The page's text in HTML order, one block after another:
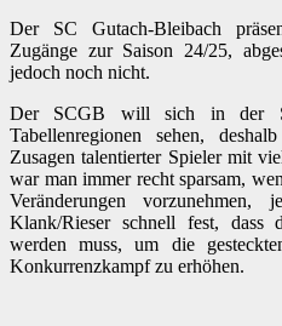
Der SC Gutach-Bleibach
Zugänge zur Saison 24/25,
jedoch noch nicht.
Der SCGB will sich in der
Tabellenregionen sehen,
Zusagen talentierter Spieler mit
war man immer recht sparsam,
Veränderungen vorzunehmen,
Klank/Rieser schnell fest, dass
werden muss, um die
Konkurrenzkampf zu erhöhen.